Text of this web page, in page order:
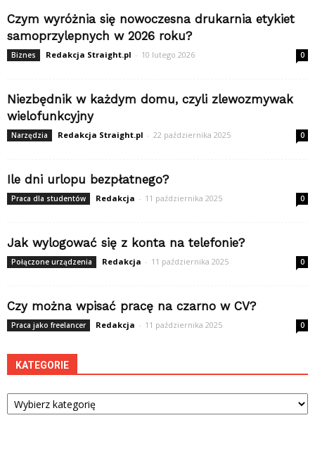
Czym wyróżnia się nowoczesna drukarnia etykiet
samoprzylepnych w 2026 roku?
Biznes Redakcja Straight.pl - 10 lutego 2026 0
Niezbędnik w każdym domu, czyli zlewozmywak
wielofunkcyjny
Narzędzia Redakcja Straight.pl - 22 października 2025 0
Ile dni urlopu bezpłatnego?
Praca dla studentów Redakcja - 11 października 2025 0
Jak wylogować się z konta na telefonie?
Połączone urządzenia Redakcja - 11 października 2025 0
Czy można wpisać pracę na czarno w CV?
Praca jako freelancer Redakcja - 11 października 2025 0
KATEGORIE
Kategorie